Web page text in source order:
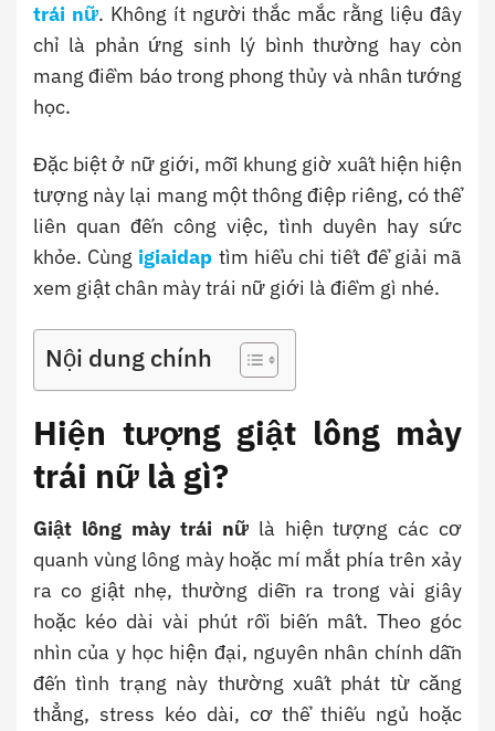
trái nữ. Không ít người thắc mắc rằng liệu đây
chỉ là phản ứng sinh lý bình thường hay còn
mang điềm báo trong phong thủy và nhân tướng
học.
Đặc biệt ở nữ giới, mỗi khung giờ xuất hiện hiện
tượng này lại mang một thông điệp riêng, có thể
liên quan đến công việc, tình duyên hay sức
khỏe. Cùng igiaidap tìm hiểu chi tiết để giải mã
xem giật chân mày trái nữ giới là điềm gì nhé.
Nội dung chính
Hiện tượng giật lông mày
trái nữ là gì?
Giật lông mày trái nữ là hiện tượng các cơ
quanh vùng lông mày hoặc mí mắt phía trên xảy
ra co giật nhẹ, thường diễn ra trong vài giây
hoặc kéo dài vài phút rồi biến mất. Theo góc
nhìn của y học hiện đại, nguyên nhân chính dẫn
đến tình trạng này thường xuất phát từ căng
thẳng, stress kéo dài, cơ thể thiếu ngủ hoặc